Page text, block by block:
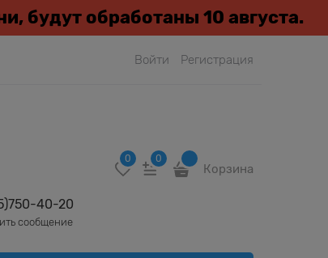
будут обработаны 10 августа.
Войти Регистрация
40-20
сообщение
0 0
Корзина